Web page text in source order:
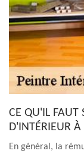
CE QU'IL FAUT
D'INTÉRIEUR À
En général, la